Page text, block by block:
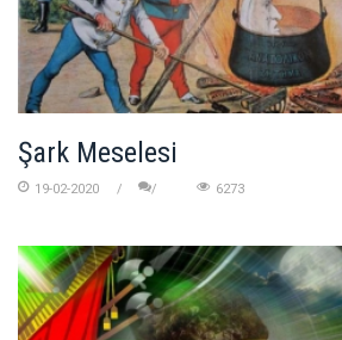
Şark Meselesi
19-02-2020 6273